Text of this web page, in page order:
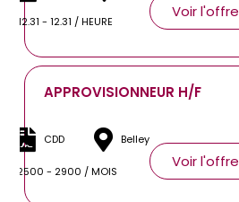
12.31 - 12.31 / HEURE
Voir l'offre
APPROVISIONNEUR H/F
CDD Belley
2500 - 2900 / MOIS
Voir l'offre